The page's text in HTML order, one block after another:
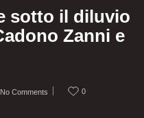
sotto il diluvio
Zanni e
No Comments 0